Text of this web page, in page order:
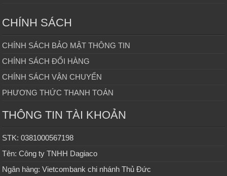
CHÍNH SÁCH
CHÍNH SÁCH BẢO MẬT THÔNG TIN
CHÍNH SÁCH ĐỔI HÀNG
CHÍNH SÁCH VẬN CHUYỂN
PHƯƠNG THỨC THANH TOÁN
THÔNG TIN TÀI KHOẢN
STK: 0381000567198
Tên: Công ty TNHH Dagiaco
Ngân hàng: Vietcombank chi nhánh Thủ Đức